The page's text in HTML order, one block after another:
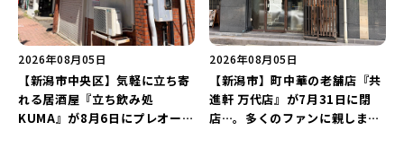
2026年08月05日
【新潟市中央区】気軽に立ち寄
れる居酒屋『立ち飲み処
KUMA』が8月6日にプレオープ
2026年08月05日
【新潟市】町中華の老舗店『共
進軒 万代店』が7月31日に閉
店…。多くのファンに親しまれ